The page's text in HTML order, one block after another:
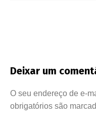
Deixar um
O seu endereço de e-
obrigatórios são